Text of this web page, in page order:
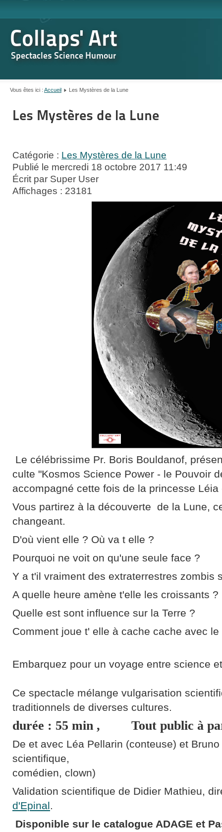
Collaps' Art
Spectacles Science Humour
Vous êtes ici : Accueil Les Mystères de la Lune
Les Mystères de la Lune
Catégorie : Les Mystères de la Lune
Publié le mercredi 18 octobre 2017 11:49
Écrit par Super User
Affichages : 23181
Le célébrissime Pr. Boris Bouldanof,
culte "Kosmos Science Power - le Pouvoir
accompagné cette fois de la princesse
Vous partirez à la découverte de la Lune,
changeant.
D'où vient elle ? Où va t elle ?
Pourquoi ne voit on qu'une seule face ?
Y a t'il vraiment des extraterrestres zombis
A quelle heure amène t'elle les croissants ?
Quelle est sont influence sur la Terre ?
Comment joue t' elle à cache cache avec
Embarquez pour un voyage entre science
Ce spectacle mélange vulgarisation
traditionnels de diverses cultures.
durée : 55 min , Tout public à
De et avec Léa Pellarin (conteuse) et
scientifique,
comédien, clown)
Validation scientifique de Didier Mathieu,
d'Epinal.
Disponible sur le catalogue ADAGE et